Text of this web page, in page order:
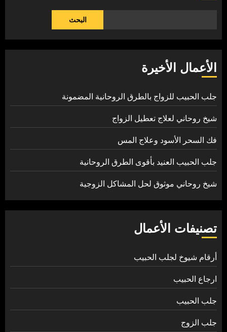
البحث
الأعمال الأخيرة
جلب الحبيب للزواج بالطرق الروحانية المضمونة
شيخ روحاني لعلاج تعطيل الزواج
فك السحر الأسود وعلاج المس
جلب الحبيب العنيد بأقوى الطرق الروحانية
شيخ روحاني موثوق لحل المشاكل الزوجية
تصنيفات الأعمال
أرقام شيوخ لجلب الحبيب
ارجاع الحبيب
جلب الحبيب
جلب الزوج